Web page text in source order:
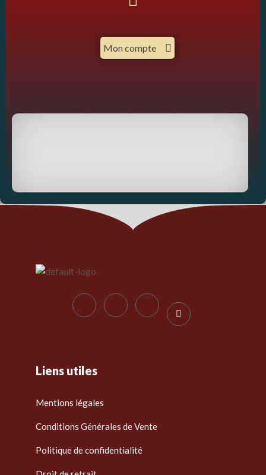
Mon compte
Liens utiles
Mentions légales
Conditions Générales de Vente
Politique de confidentialité